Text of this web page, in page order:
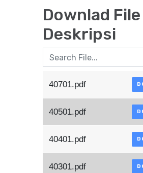
Downlad
Deskripsi
40701.pdf
40501.pdf
40401.pdf
40301.pdf